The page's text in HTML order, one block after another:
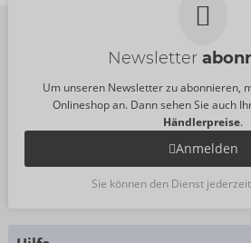
Newsletter
Um unseren Newsletter zu abonnieren,
Onlineshop an. Dann sehen Sie auch
Händlerpreise.
Anmelden
Sie können den Dienst